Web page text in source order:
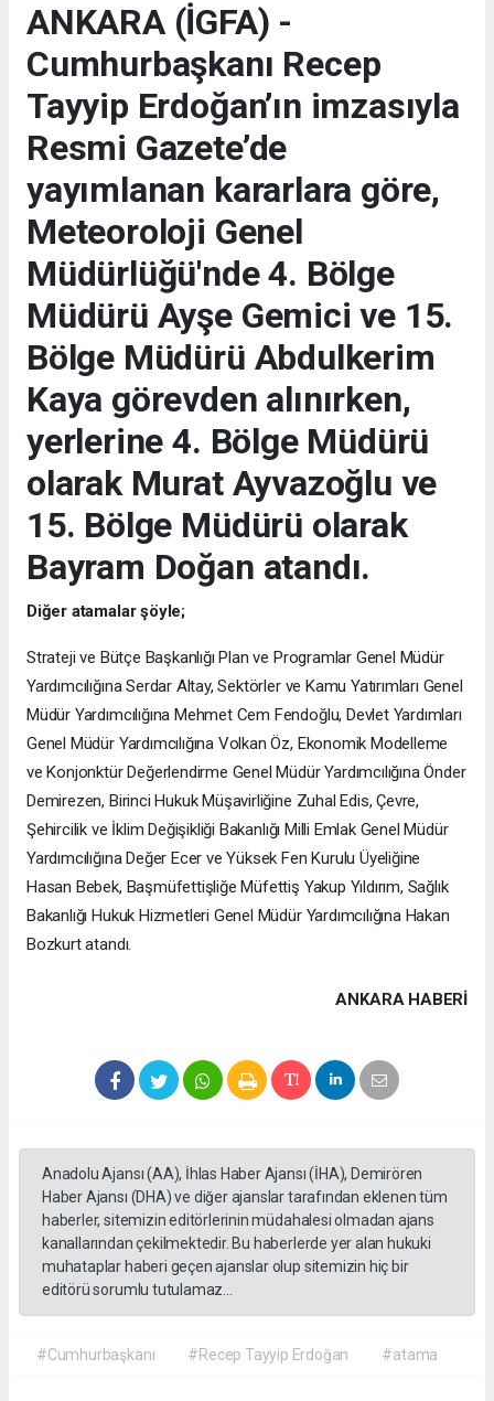
ANKARA (İGFA) -
Cumhurbaşkanı Recep
Tayyip Erdoğan’ın imzasıyla
Resmi Gazete’de
yayımlanan kararlara göre,
Meteoroloji Genel
Müdürlüğü'nde 4. Bölge
Müdürü Ayşe Gemici ve 15.
Bölge Müdürü Abdulkerim
Kaya görevden alınırken,
yerlerine 4. Bölge Müdürü
olarak Murat Ayvazoğlu ve
15. Bölge Müdürü olarak
Bayram Doğan atandı.
Diğer atamalar şöyle;
Strateji ve Bütçe Başkanlığı Plan ve Programlar Genel Müdür
Yardımcılığına Serdar Altay, Sektörler ve Kamu Yatırımları Genel
Müdür Yardımcılığına Mehmet Cem Fendoğlu, Devlet Yardımları
Genel Müdür Yardımcılığına Volkan Öz, Ekonomik Modelleme
ve Konjonktür Değerlendirme Genel Müdür Yardımcılığına Önder
Demirezen, Birinci Hukuk Müşavirliğine Zuhal Edis, Çevre,
Şehircilik ve İklim Değişikliği Bakanlığı Milli Emlak Genel Müdür
Yardımcılığına Değer Ecer ve Yüksek Fen Kurulu Üyeliğine
Hasan Bebek, Başmüfettişliğe Müfettiş Yakup Yıldırım, Sağlık
Bakanlığı Hukuk Hizmetleri Genel Müdür Yardımcılığına Hakan
Bozkurt atandı.
ANKARA HABERİ
Anadolu Ajansı (AA), İhlas Haber Ajansı (İHA), Demirören
Haber Ajansı (DHA) ve diğer ajanslar tarafından eklenen tüm
haberler, sitemizin editörlerinin müdahalesi olmadan ajans
kanallarından çekilmektedir. Bu haberlerde yer alan hukuki
muhataplar haberi geçen ajanslar olup sitemizin hiç bir
editörü sorumlu tutulamaz...
#Cumhurbaşkanı #Recep Tayyip Erdoğan #atama